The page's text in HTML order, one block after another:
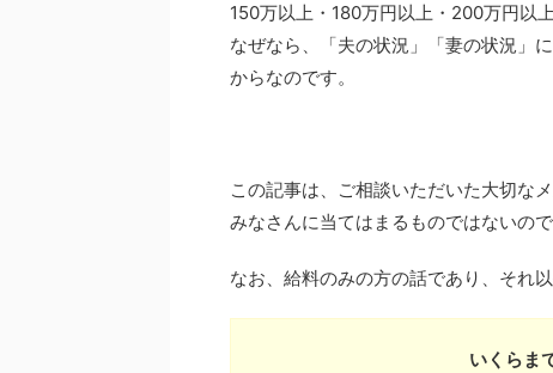
150万以上・180万円以上・200万円以
なぜなら、「夫の状況」「妻の状況」
からなのです。
この記事は、ご相談いただいた大切な
みなさんに当てはまるものではないの
なお、給料のみの方の話であり、それ
いくらま